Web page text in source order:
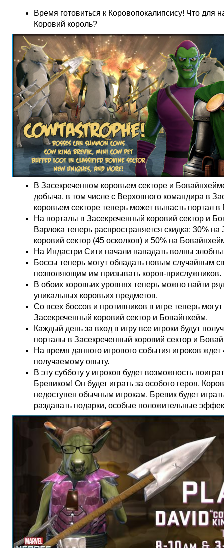
Время готовиться к Коровопокалипсису! Что для
Коровий король?
В Засекреченном коровьем секторе и
добыча, в том числе с Верховного командира в
коровьем секторе теперь может выпасть портал
На порталы в Засекреченный коровий сектор и
Варлока теперь распространяется скидка: 30%
коровий сектор (45 осколков) и 50% на
На Индастри Сити начали нападать волны
Боссы теперь могут обладать новым случайным
позволяющим им призывать коров-прислужников.
В обоих коровьих уровнях теперь можно найти
уникальных коровьих предметов.
Со всех боссов и противников в игре теперь
Засекреченный коровий сектор и Бовайнхейм.
Каждый день за вход в игру все игроки будут
порталы в Засекреченный коровий сектор и
На время данного игрового события игроков
получаемому опыту.
В эту субботу у игроков будет возможность
Бревиком! Он будет играть за особого героя,
недоступен обычным игрокам. Бревик будет
раздавать подарки, особые положительные